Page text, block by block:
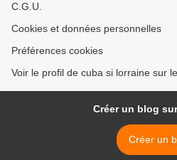
C.G.U.
Cookies et données personnelles
Préférences cookies
Voir le profil de cuba si lorraine sur
Créer un blog
Créer un